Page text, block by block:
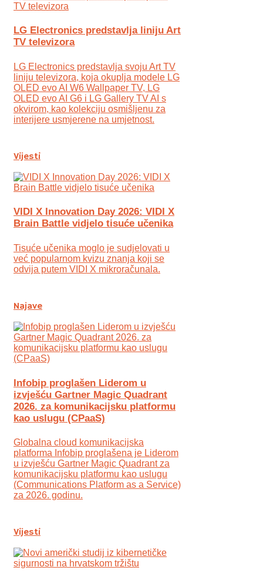
LG Electronics predstavlja liniju Art
TV televizora
LG Electronics predstavlja svoju Art TV
liniju televizora, koja okuplja modele LG
OLED evo AI W6 Wallpaper TV, LG
OLED evo AI G6 i LG Gallery TV AI s
okvirom, kao kolekciju osmišljenu za
interijere usmjerene na umjetnost.
Vijesti
VIDI X Innovation Day 2026: VIDI X
Brain Battle vidjelo tisuće učenika
Tisuće učenika moglo je sudjelovati u
već popularnom kvizu znanja koji se
odvija putem VIDI X mikroračunala.
Najave
Infobip proglašen Liderom u
izvješću Gartner Magic Quadrant
2026. za komunikacijsku platformu
kao uslugu (CPaaS)
Globalna cloud komunikacijska
platforma Infobip proglašena je Liderom
u izvješću Gartner Magic Quadrant za
komunikacijsku platformu kao uslugu
(Communications Platform as a Service)
za 2026. godinu.
Vijesti